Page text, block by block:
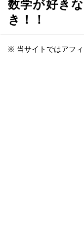
数学が好き
き！！
※ 当サイトではアフ